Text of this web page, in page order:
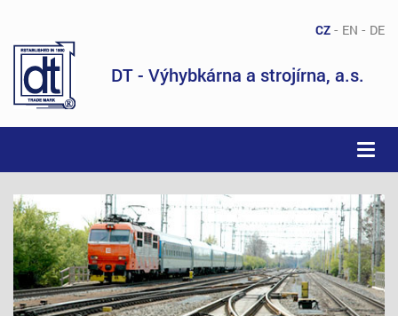
DT - Výhybkárna a strojírna, a.s.
CZ - EN - DE